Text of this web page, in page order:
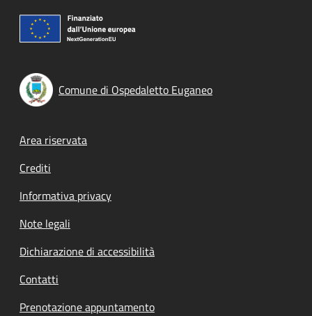
Comune di Ospedaletto Euganeo
Footer menu
Area riservata
Crediti
Informativa privacy
Note legali
Dichiarazione di accessibilità
Contatti
Prenotazione appuntamento